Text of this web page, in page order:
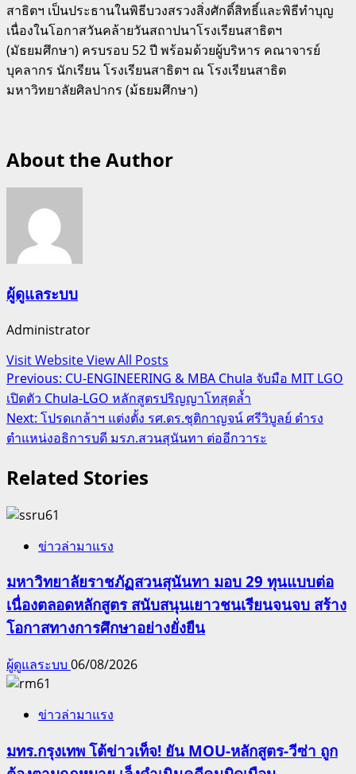
สาธิตฯ เป็นประธานในพิธีบวงสรวงสิ่งศักดิ์สิทธิ์และพิธีทำบุญ
เนื่องในโอกาสวันคล้ายวันสถาปนาโรงเรียนสาธิตฯ
(มัธยมศึกษา) ครบรอบ 52 ปี พร้อมด้วยผู้บริหาร คณาจารย์
บุคลากร นักเรียน โรงเรียนสาธิตฯ ณ โรงเรียนสาธิต
มหาวิทยาลัยศิลปากร (ม้ธยมศึกษา)
About the Author
ผู้ดูแลระบบ
Administrator
Visit WebsiteView All Posts
Post
navigation
Previous: CU-ENGINEERING & MBA Chula จับมือ MIT LGO
เปิดตัว Chula-LGO หลักสูตรปริญญาโทสุดล้ำ
Next: โปรดเกล้าฯ แต่งตั้ง รศ.ดร.ชุติกาญจน์ ศรีวิบูลย์ ดำรง
ตำแหน่งอธิการบดี มรภ.สวนสุนันทา ต่ออีกวาระ
Related Stories
ข่าวล่ามาแรง
มหาวิทยาลัยราชภัฏสวนสุนันทา มอบ 29 ทุนแบบต่อ
เนื่องตลอดหลักสูตร สนับสนุนเยาวชนเรียนจนจบ สร้าง
โอกาสทางการศึกษาอย่างยั่งยืน
ผู้ดูแลระบบ 06/08/2026
ข่าวล่ามาแรง
มทร.กรุงเทพ โต้ข่าวเท็จ! ยัน MOU-หลักสูตร-วีซ่า ถูก